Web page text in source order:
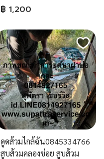
฿ 1,200
ดูดส้วมไกล้ฉัน0845334766
สูบส้วมคลองข่อย สูบส้วม